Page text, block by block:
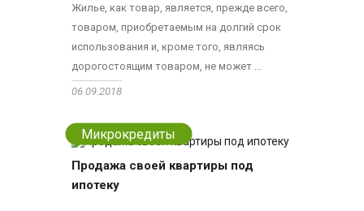
Жилье, как товар, является, прежде всего,
товаром, приобретаемым на долгий срок
использования и, кроме того, являясь
дорогостоящим товаром, не может ...
06.09.2018
Микрокредиты
Продажа своей квартиры под
ипотеку